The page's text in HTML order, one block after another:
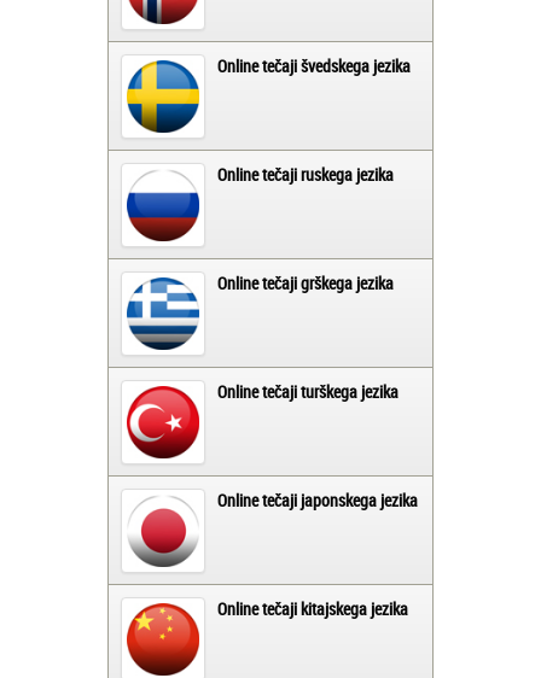
Online tečaji švedskega jezika
Online tečaji ruskega jezika
Online tečaji grškega jezika
Online tečaji turškega jezika
Online tečaji japonskega jezika
Online tečaji kitajskega jezika